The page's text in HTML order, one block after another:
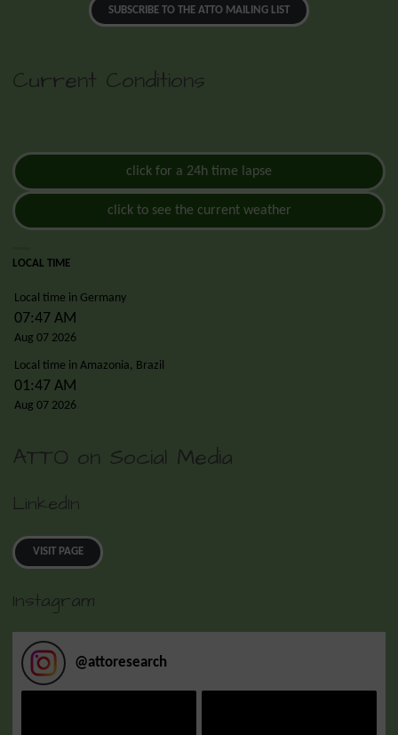
SUBSCRIBE TO THE ATTO MAILING LIST
Current Conditions
click for a 24h time lapse
click to see the current weather
LOCAL TIME
Local time in Germany
07:47 AM
Aug 07 2026
Local time in Amazonia, Brazil
01:47 AM
Aug 07 2026
ATTO on Social Media
LinkedIn
VISIT PAGE
Instagram
@attoresearch